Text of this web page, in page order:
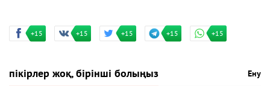
+15 +15 +15 +15 +15
пікірлер жоқ, бірінші болыңыз Ену